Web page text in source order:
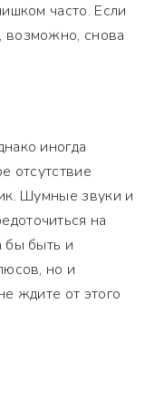
часто. Если
возможно, снова
иногда
отсутствие
Шумные звуки и
на
бы быть и
но и
ждите от этого